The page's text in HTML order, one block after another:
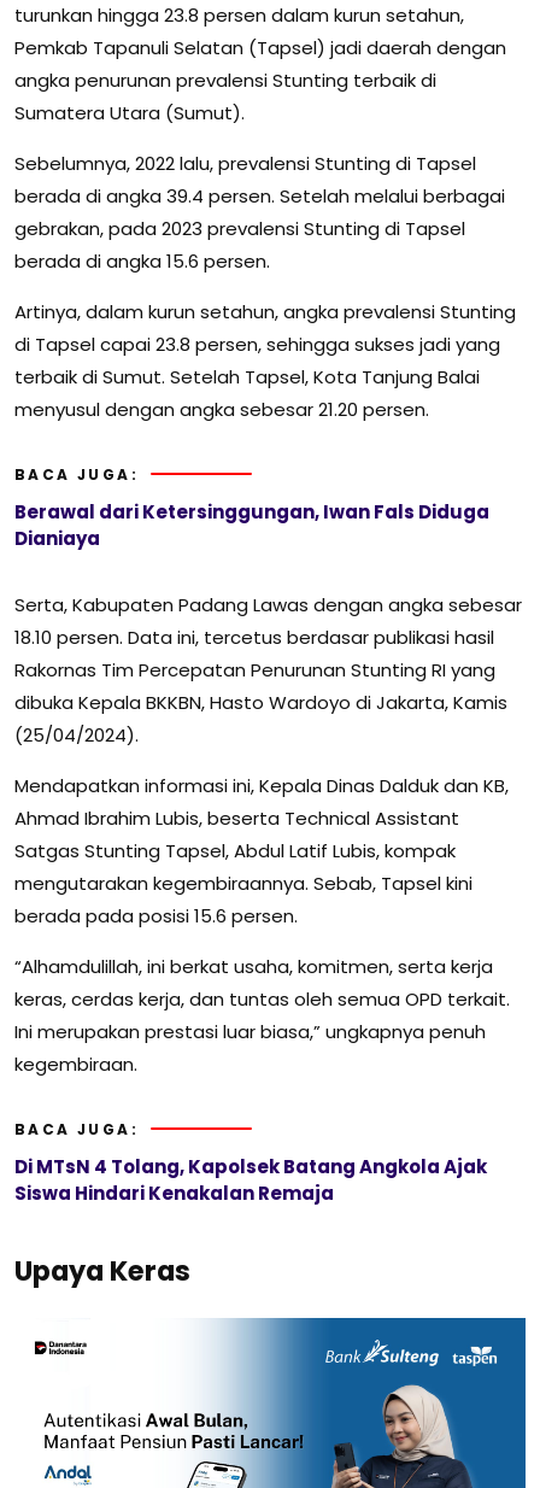
turunkan hingga 23.8 persen dalam kurun setahun,
Pemkab Tapanuli Selatan (Tapsel) jadi daerah dengan
angka penurunan prevalensi Stunting terbaik di
Sumatera Utara (Sumut).
Sebelumnya, 2022 lalu, prevalensi Stunting di Tapsel
berada di angka 39.4 persen. Setelah melalui berbagai
gebrakan, pada 2023 prevalensi Stunting di Tapsel
berada di angka 15.6 persen.
Artinya, dalam kurun setahun, angka prevalensi Stunting
di Tapsel capai 23.8 persen, sehingga sukses jadi yang
terbaik di Sumut. Setelah Tapsel, Kota Tanjung Balai
menyusul dengan angka sebesar 21.20 persen.
BACA JUGA:
Berawal dari Ketersinggungan, Iwan Fals Diduga
Dianiaya
Serta, Kabupaten Padang Lawas dengan angka sebesar
18.10 persen. Data ini, tercetus berdasar publikasi hasil
Rakornas Tim Percepatan Penurunan Stunting RI yang
dibuka Kepala BKKBN, Hasto Wardoyo di Jakarta, Kamis
(25/04/2024).
Mendapatkan informasi ini, Kepala Dinas Dalduk dan KB,
Ahmad Ibrahim Lubis, beserta Technical Assistant
Satgas Stunting Tapsel, Abdul Latif Lubis, kompak
mengutarakan kegembiraannya. Sebab, Tapsel kini
berada pada posisi 15.6 persen.
“Alhamdulillah, ini berkat usaha, komitmen, serta kerja
keras, cerdas kerja, dan tuntas oleh semua OPD terkait.
Ini merupakan prestasi luar biasa,” ungkapnya penuh
kegembiraan.
BACA JUGA:
Di MTsN 4 Tolang, Kapolsek Batang Angkola Ajak
Siswa Hindari Kenakalan Remaja
Upaya Keras